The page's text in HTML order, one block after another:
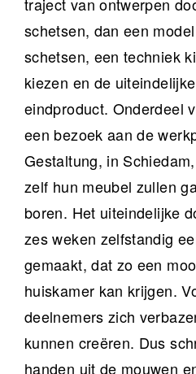
schetsen, dan een
schetsen, een techniek
kiezen en de
eindproduct. Onderdeel
een bezoek aan de
Gestaltung, in
zelf hun meubel zullen
boren. Het uiteindelijke
zes weken zelfstandig
gemaakt, dat zo een
huiskamer kan krijgen.
deelnemers zich
kunnen creëren. Dus
handen uit de mouwen